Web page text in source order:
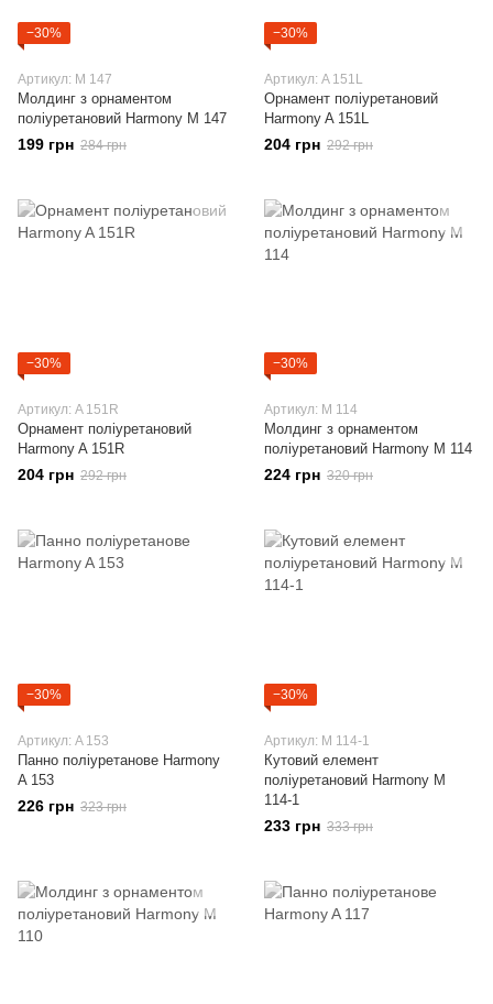
−30%
Артикул: M 147
Молдинг з орнаментом
поліуретановий Harmony M 147
199 грн 284 грн
−30%
Артикул: A 151L
Орнамент поліуретановий
Harmony A 151L
204 грн 292 грн
−30%
Артикул: A 151R
Орнамент поліуретановий
Harmony A 151R
204 грн 292 грн
−30%
Артикул: M 114
Молдинг з орнаментом
поліуретановий Harmony M 114
224 грн 320 грн
−30%
Артикул: A 153
Панно поліуретанове Harmony
A 153
226 грн 323 грн
−30%
Артикул: M 114-1
Кутовий елемент
поліуретановий Harmony M
114-1
233 грн 333 грн